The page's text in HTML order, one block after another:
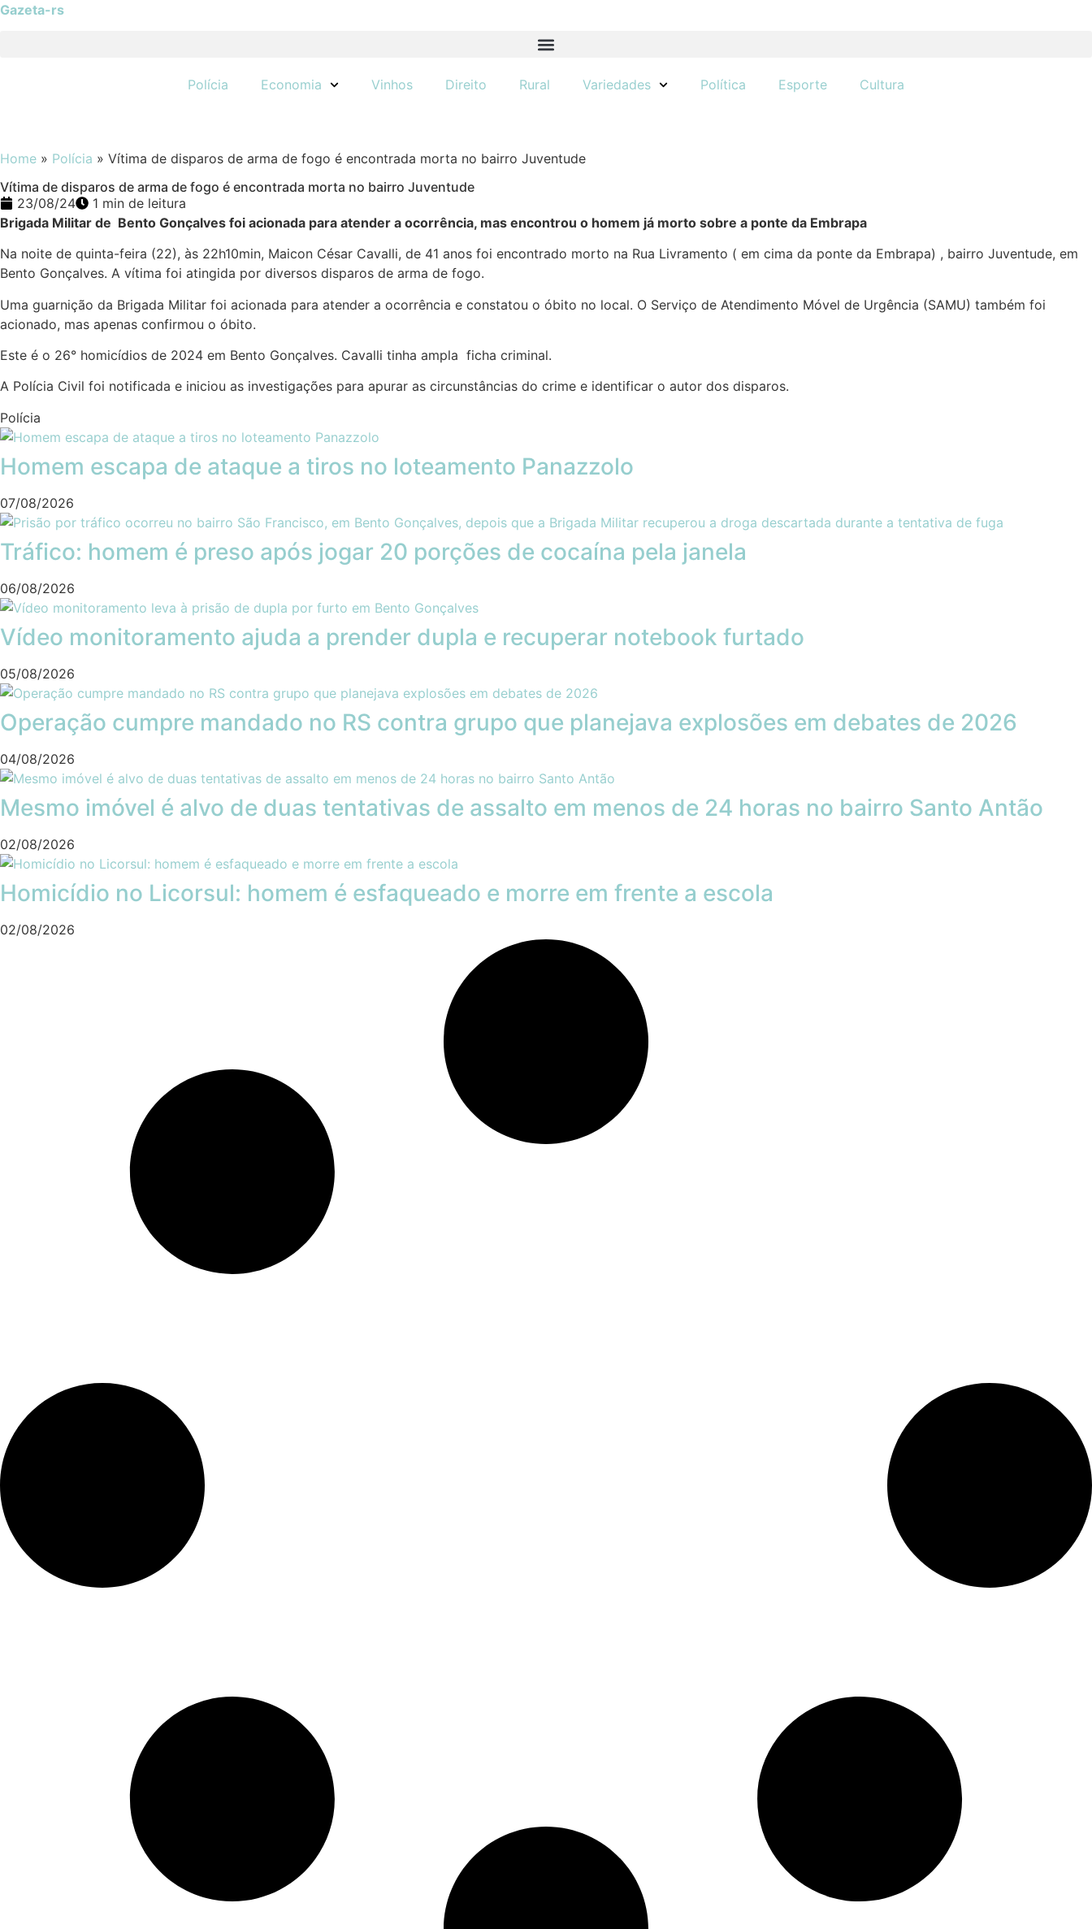
Gazeta-rs
Polícia Economia Vinhos Direito Rural Variedades Política Esporte Cultura
Home » Polícia » Vítima de disparos de arma de fogo é encontrada morta no bairro Juventude
Vítima de disparos de arma de fogo é encontrada morta no bairro Juventude
23/08/24
1 min de leitura
Brigada Militar de Bento Gonçalves foi acionada para atender a ocorrência, mas encontrou o homem já morto sobre a ponte da Embrapa
Na noite de quinta-feira (22), às 22h10min, Maicon César Cavalli, de 41 anos foi encontrado morto na Rua Livramento ( em cima da ponte da Embrapa) , bairro Juventude, em
Bento Gonçalves. A vítima foi atingida por diversos disparos de arma de fogo.
Uma guarnição da Brigada Militar foi acionada para atender a ocorrência e constatou o óbito no local. O Serviço de Atendimento Móvel de Urgência (SAMU) também foi
acionado, mas apenas confirmou o óbito.
Este é o 26° homicídios de 2024 em Bento Gonçalves. Cavalli tinha ampla ficha criminal.
A Polícia Civil foi notificada e iniciou as investigações para apurar as circunstâncias do crime e identificar o autor dos disparos.
Polícia
Homem escapa de ataque a tiros no loteamento Panazzolo
07/08/2026
Tráfico: homem é preso após jogar 20 porções de cocaína pela janela
06/08/2026
Vídeo monitoramento ajuda a prender dupla e recuperar notebook furtado
05/08/2026
Operação cumpre mandado no RS contra grupo que planejava explosões em debates de 2026
04/08/2026
Mesmo imóvel é alvo de duas tentativas de assalto em menos de 24 horas no bairro Santo Antão
02/08/2026
Homicídio no Licorsul: homem é esfaqueado e morre em frente a escola
02/08/2026